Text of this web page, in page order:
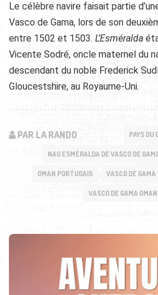
Le célèbre navire faisait partie
Vasco de Gama, lors de son
entre 1502 et 1503. L’Esméralda
Vicente Sodré, oncle maternel du
descendant du noble Frederick
Gloucestshire, au Royaume-Uni.
PAR LA RANDO PAYS DU
NAU ESMÉRALDA DE VASCO DE
OMAN PORTUGAIS VASCO DE GAMA
VASCO DE GAMA OMAN